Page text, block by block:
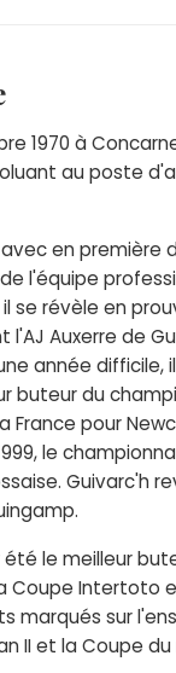
1970 à
au poste
en première
l'équipe
se révèle en
Auxerre de
année
buteur du
France pour
le
Guivarc'h
été le meilleur
Coupe Intertoto
sur
II et la Coupe